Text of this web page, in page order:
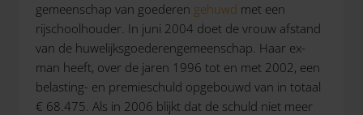
gemeenschap van goederen gehuwd met een
rijschoolhouder. In juni 2004 doet de vrouw afstand
van de huwelijksgoederengemeenschap. Haar ex-
man heeft, over de jaren 1996 tot en met 2002, een
belasting- en premieschuld opgebouwd van in totaal
€ 68.475. Als in 2006 blijkt dat de schuld niet meer